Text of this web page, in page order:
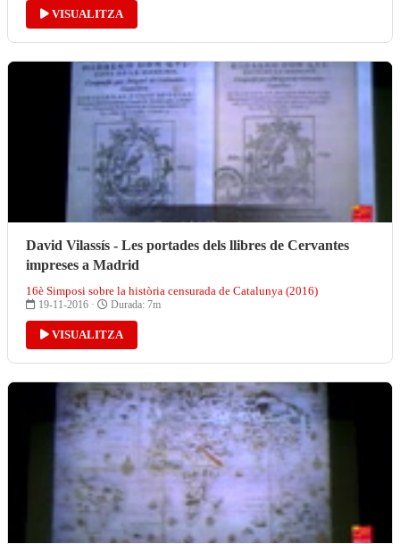
VISUALITZA
David Vilassís - Les portades dels llibres de Cervantes
impreses a Madrid
16è Simposi sobre la història censurada de Catalunya (2016)
19-11-2016 · Durada: 7m
VISUALITZA